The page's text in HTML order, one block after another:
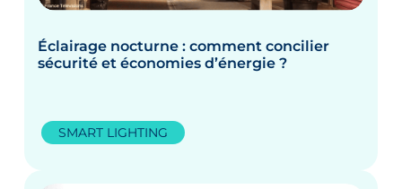
Éclairage nocturne : comment concilier
sécurité et économies d’énergie ?
SMART LIGHTING